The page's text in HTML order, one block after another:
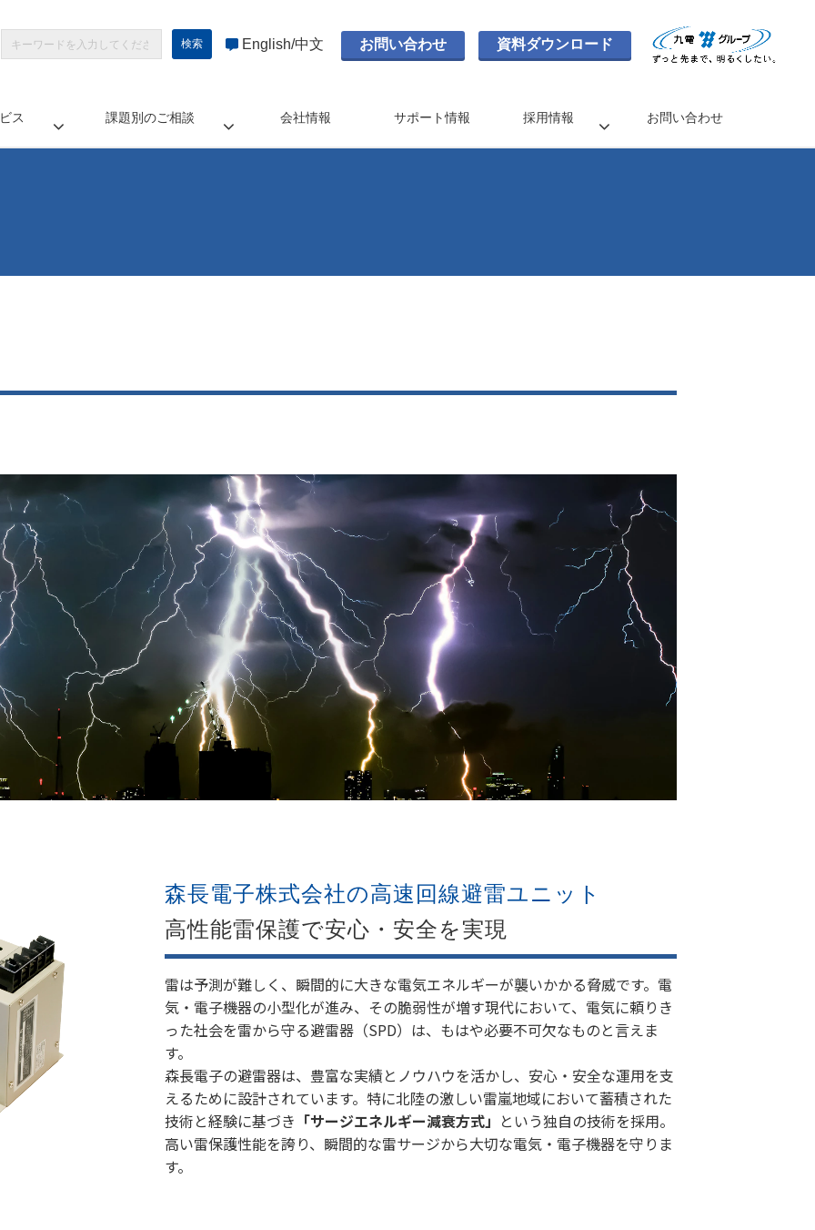
English 中文 お問い合わせ 資料ダウンロード
ス 課題別のご相談 会社情報 サポート情報 採用情報 お問い合わせ
森長電子株式会社の高速回線避雷ユニット
高性能雷保護で安心・安全を実現
雷は予測が難しく、瞬間的に大きな電気エネルギーが襲いかかる脅威です。電
気・電子機器の小型化が進み、その脆弱性が増す現代において、電気に頼りき
った社会を雷から守る避雷器（SPD）は、もはや必要不可欠なものと言えま
す。
森長電子の避雷器は、豊富な実績とノウハウを活かし、安心・安全な運用を支
えるために設計されています。特に北陸の激しい雷嵐地域において蓄積された
技術と経験に基づき 「サージエネルギー減衰方式」 という独自の技術を採用。
高い雷保護性能を誇り、瞬間的な雷サージから大切な電気・電子機器を守りま
す。